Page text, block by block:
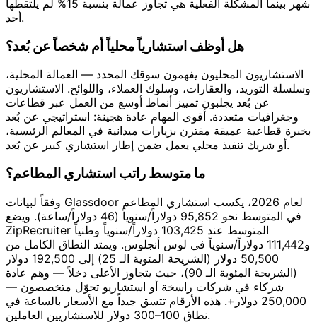
شهر بينما المشكلة الفعلية هي تجاوز عمالة بنسبة 15% لم يلتقطها
أحد.
هل أوظف استشارياً محلياً أم شخصاً عن بُعد؟
الاستشاريون المحليون يفهمون سوقك المحدد — العمالة المحلية،
وسلسلة التوريد، والعقارات، وسلوك العملاء، واللوائح. الاستشاريون
عن بُعد يجلبون تمييز أنماط أوسع من العمل عبر قطاعات
وجغرافيات متعددة. أقوى المهام عادة هجينة: استراتيجي عن بُعد
بخبرة قطاعية عميقة مقترن بزيارات ميدانية في المعالم الرئيسية،
أو شريك تنفيذ محلي يعمل ضمن إطار استشاري كبير عن بُعد.
ما متوسط راتب استشاري المطاعم؟
وفقاً لبيانات Glassdoor لعام 2026، يكسب استشاري المطاعم
في المتوسط نحو 95,852 دولاراً/سنوياً (46 دولاراً/ساعة). ويضع
ZipRecruiter المتوسط عند 103,425 دولاراً/سنوياً وطنياً
و111,442 دولاراً/سنوياً في لوس أنجلوس. ويمتد النطاق الكامل من
50,500 دولار (الشريحة المئوية الـ 25) إلى 192,500 دولار
(الشريحة المئوية الـ 90)، حيث يتجاوز الأعلى دخلاً — وهم عادة
شركاء في شركات راسخة أو استشاريو تحوّل متخصصون —
250,000 دولار+. هذه الأرقام تتسق جيداً مع الأسعار بالساعة في
نطاق 100–300 دولار للاستشاريين العاملين.